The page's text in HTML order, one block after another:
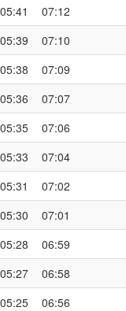
05:41 07:12
05:39 07:10
05:38 07:09
05:36 07:07
05:35 07:06
05:33 07:04
05:31 07:02
05:30 07:01
05:28 06:59
05:27 06:58
05:25 06:56